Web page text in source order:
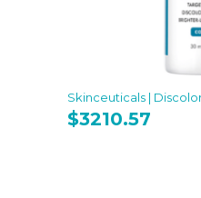
Skinceuticals |
$3210.57